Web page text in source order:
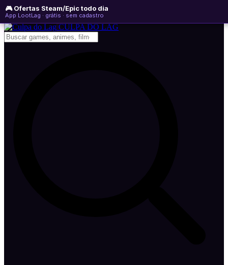
🎮 Ofertas Steam/Epic todo dia
App LootLag · grátis · sem cadastro
quinta-feira, 06 de agosto de 2026
Newsletter
CULPA DO LAG